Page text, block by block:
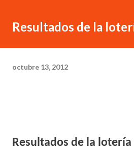
Resultados de la
octubre 13, 2012
Resultados de la